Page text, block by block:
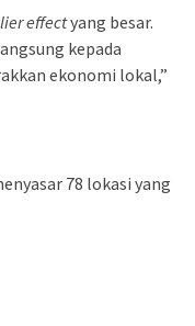
effectyang besar.
kepada
ekonomi lokal,”
78 lokasi yang